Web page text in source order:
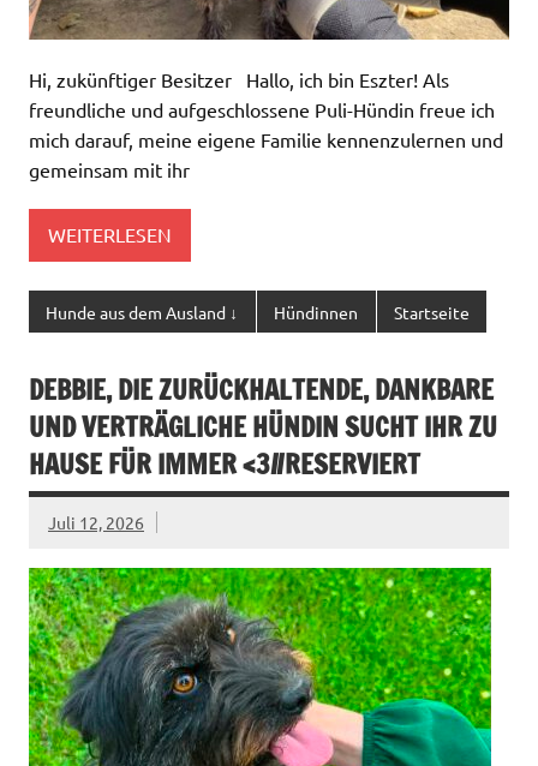
Hi, zukünftiger Besitzer Hallo, ich bin Eszter! Als
freundliche und aufgeschlossene Puli-Hündin freue ich
mich darauf, meine eigene Familie kennenzulernen und
gemeinsam mit ihr
WEITERLESEN
Hunde aus dem Ausland ↓ Hündinnen Startseite
DEBBIE, DIE ZURÜCKHALTENDE, DANKBARE
UND VERTRÄGLICHE HÜNDIN SUCHT IHR ZU
HAUSE FÜR IMMER <3//RESERVIERT
Juli 12, 2026